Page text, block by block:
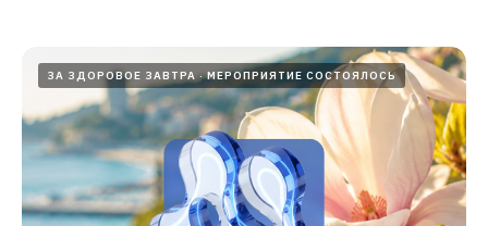
ЗА ЗДОРОВОЕ ЗАВТРА МЕРОПРИЯТИЕ СОСТОЯЛОСЬ